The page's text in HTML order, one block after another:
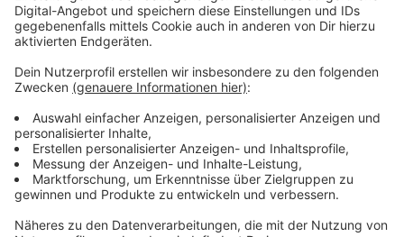
darauf vorbereitet sind. Mit der neuen Testoffensive
sollen Infektionsketten schnell erkannt und im besten
Fall vermieden werden.
Weitere Infos und Links zum Thema:
Wo kann ich mich in Düsseldorf testen lassen?
Günther glaubt an Tourismus in Schleswig-Holstein zu
Ostern!